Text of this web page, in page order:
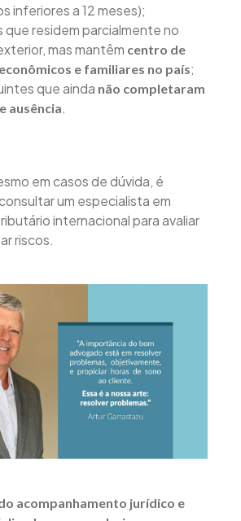
inferiores a 12 meses);
que residem parcialmente no
mas mantêm centro de
e familiares no país;
que ainda não completaram
ausência.
em casos de dúvida, é
um especialista em
internacional para avaliar
riscos.
acompanhamento jurídico e